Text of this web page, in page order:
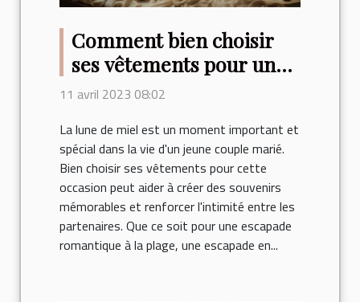
Comment bien choisir
ses vêtements pour une
lune de miel ?
11 avril 2023 08:02
La lune de miel est un moment important et
spécial dans la vie d'un jeune couple marié.
Bien choisir ses vêtements pour cette
occasion peut aider à créer des souvenirs
mémorables et renforcer l'intimité entre les
partenaires. Que ce soit pour une escapade
romantique à la plage, une escapade en...